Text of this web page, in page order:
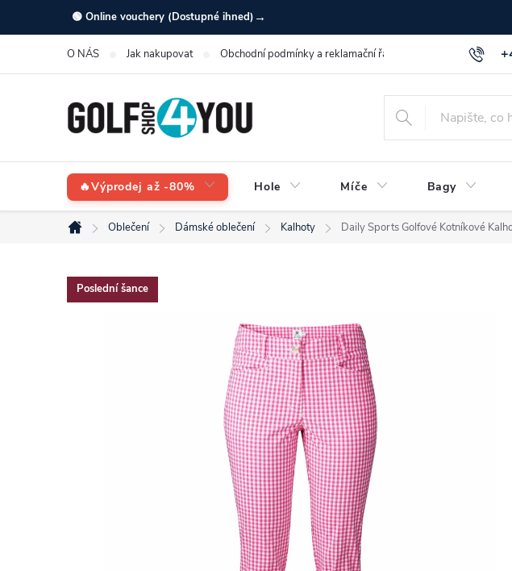
na
🟢 Online vouchery (Dostupné ihned) →
O NÁS Jak nakupovat Obchodní podmínky a reklamační řád GDPR info a
🔥Výprodej až -80% Hole Míče Bagy
Domů
Oblečení Dámské oblečení Kalhoty Daily Sports Golfové Kotníkové
Poslední šance